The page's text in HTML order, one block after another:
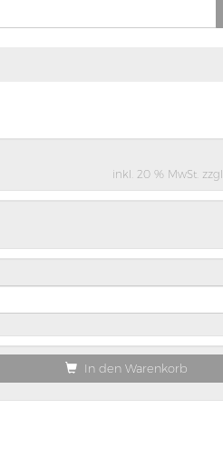
inkl. 20 % MwSt. zzgl.
In den Warenkorb